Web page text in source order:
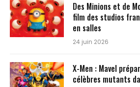
Des Minions et de
film des studios
en salles
24 juin 2026
X-Men : Mavel
célèbres mutants